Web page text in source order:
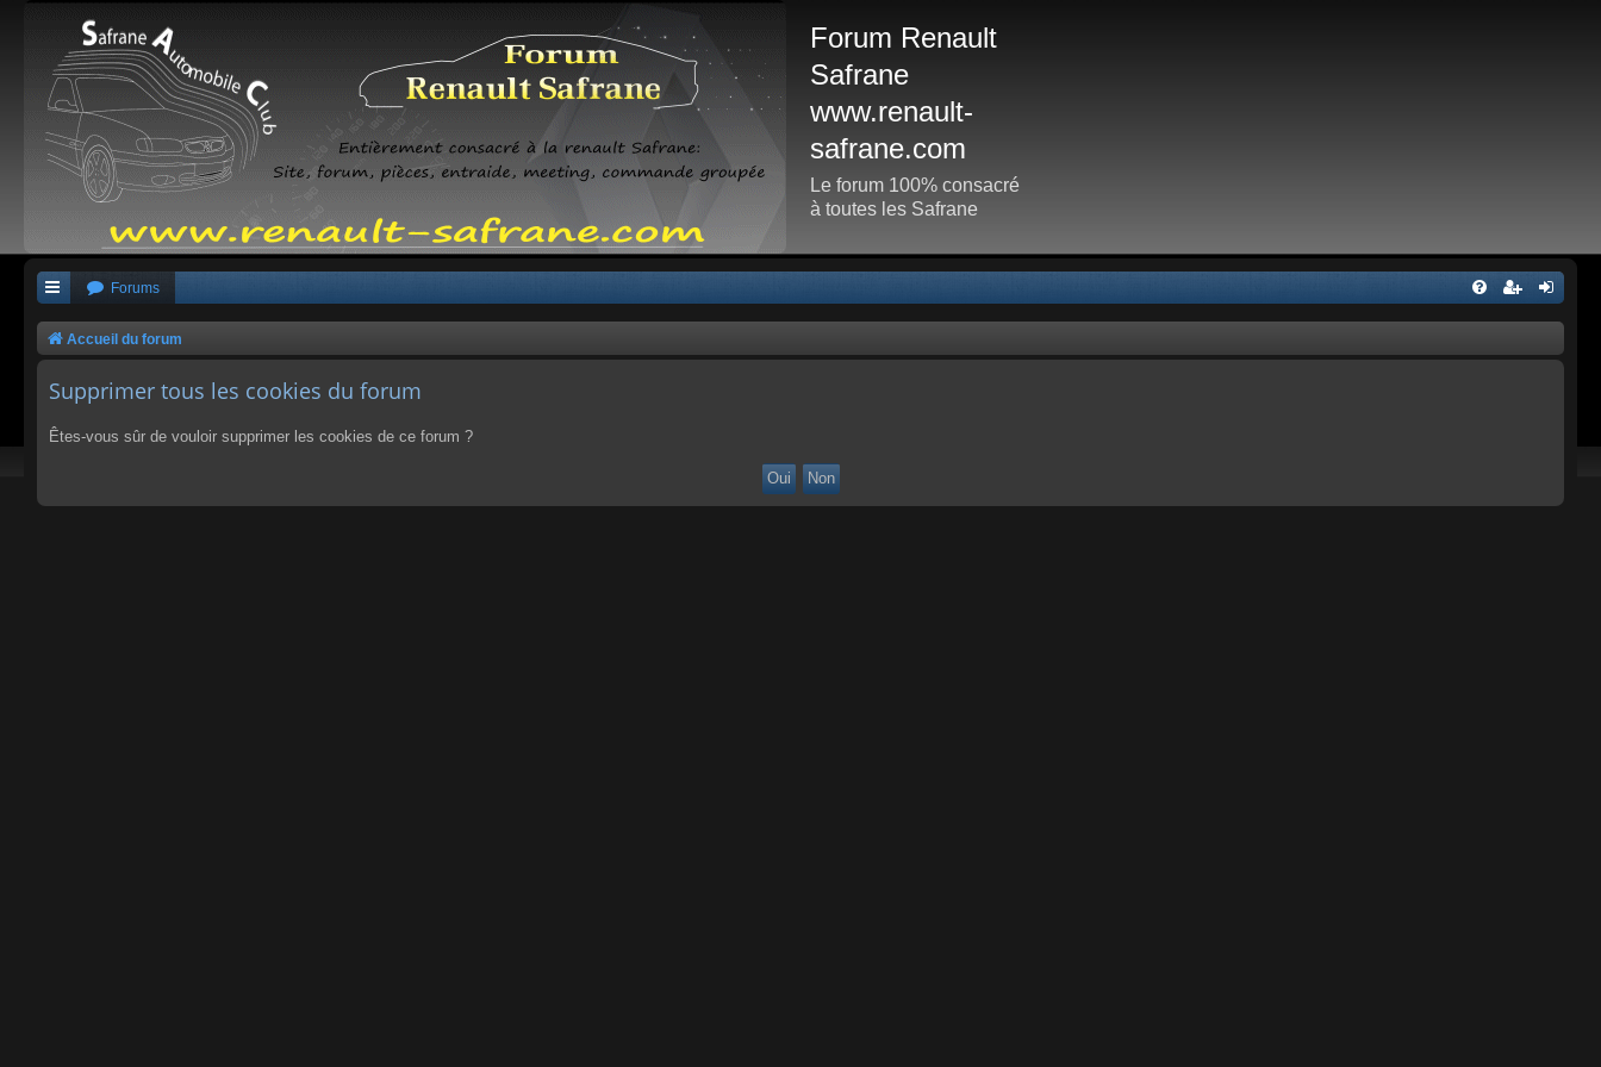
Forum Renault
Safrane
www.renault-
safrane.com
Le forum 100% consacré
à toutes les Safrane
Forums
Accueil du forum
Supprimer tous les cookies du forum
Êtes-vous sûr de vouloir supprimer les cookies de ce forum ?